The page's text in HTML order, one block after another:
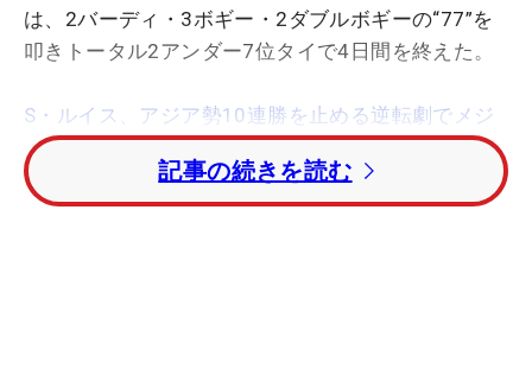
は、2バーディ・3ボギー・2ダブルボギーの“77”を
叩きトータル2アンダー7位タイで4日間を終えた。
S・ルイス、アジア勢10連勝を止める逆転劇でメジ
ャー2勝目
第3ラウンド18ホールを消化後、この日19ホール
記事の続きを読む